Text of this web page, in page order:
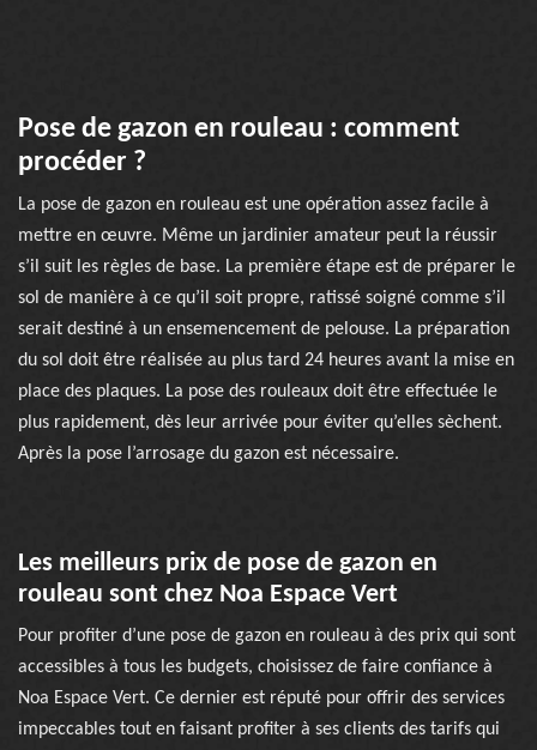
Pose de gazon en rouleau : comment
procéder ?
La pose de gazon en rouleau est une opération assez facile à
mettre en œuvre. Même un jardinier amateur peut la réussir
s’il suit les règles de base. La première étape est de préparer le
sol de manière à ce qu’il soit propre, ratissé soigné comme s’il
serait destiné à un ensemencement de pelouse. La préparation
du sol doit être réalisée au plus tard 24 heures avant la mise en
place des plaques. La pose des rouleaux doit être effectuée le
plus rapidement, dès leur arrivée pour éviter qu’elles sèchent.
Après la pose l’arrosage du gazon est nécessaire.
Les meilleurs prix de pose de gazon en
rouleau sont chez Noa Espace Vert
Pour profiter d’une pose de gazon en rouleau à des prix qui sont
accessibles à tous les budgets, choisissez de faire confiance à
Noa Espace Vert. Ce dernier est réputé pour offrir des services
impeccables tout en faisant profiter à ses clients des tarifs qui